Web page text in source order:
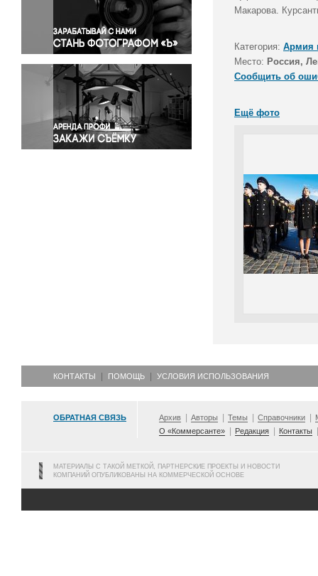
Правосудие
Происшествия и конфликты
Религия
Светская жизнь
Спорт
Экология
Экономика и бизнес
Макарова.
Категория: Армия
Место: Россия,
Сообщить об
Ещё фото
КОНТАКТЫ ПОМОЩЬ УСЛОВИЯ ИСПОЛЬЗОВАНИЯ
ОБРАТНАЯ СВЯЗЬ Архив Авторы Темы Справочники
О «Коммерсанте»
Редакция Контакты
МАТЕРИАЛЫ С ТАКОЙ МЕТКОЙ, ПАРТНЕРСКИЕ ПРОЕКТЫ И НОВОСТИ
КОМПАНИЙ ОПУБЛИКОВАНЫ НА КОММЕРЧЕСКОЙ ОСНОВЕ